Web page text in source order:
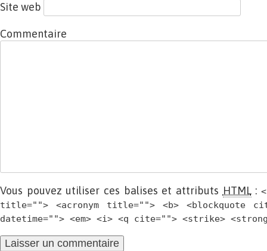
Site web
Commentaire
Vous pouvez utiliser ces balises et attributs HTML:
title=""> <acronym title=""> <b> <blockquote
datetime=""> <em> <i> <q cite=""> <strike>